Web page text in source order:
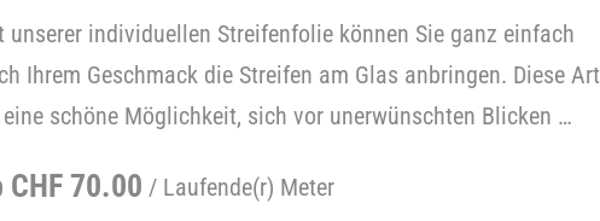
unserer individuellen Streifenfolie können Sie ganz einfach
Ihrem Geschmack die Streifen am Glas anbringen. Diese Art
schöne Möglichkeit, sich vor unerwünschten Blicken …
CHF 70.00 / Laufende(r) Meter